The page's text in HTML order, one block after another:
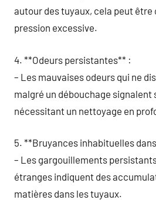
autour des tuyaux, cela peut être
pression excessive.
4. **Odeurs persistantes** :
– Les mauvaises odeurs qui ne
malgré un débouchage signalent
nécessitant un nettoyage en
5. **Bruyances inhabituelles
– Les gargouillements
étranges indiquent des
matières dans les tuyaux.